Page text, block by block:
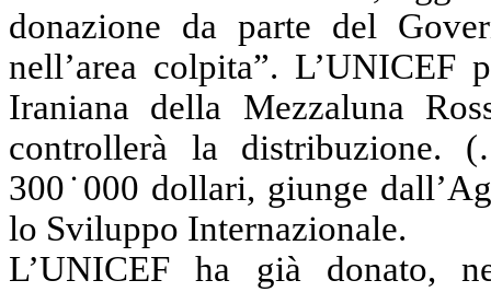
donazione da parte del
nell’area colpita”. L’UNICEF
Iraniana della Mezzaluna
controllerà la distribuzione.
300˙000 dollari, giunge
lo Sviluppo Internazionale.
L’UNICEF ha già donato,